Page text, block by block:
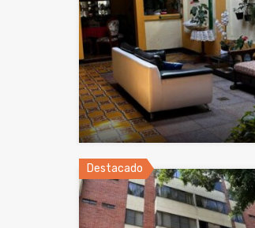
Destacado